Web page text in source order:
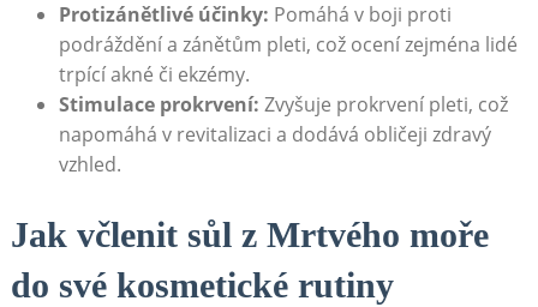
Protizánětlivé účinky: Pomáhá v boji ‌proti
⁢podráždění a zánětům‌ pleti, což ​ocení‍ zejména ⁤lidé
trpící akné‍ či‌ ekzémy.
Stimulace ⁤prokrvení: ‌Zvyšuje prokrvení pleti, což​
napomáhá v‍ revitalizaci a dodává obličeji zdravý
vzhled.
Jak včlenit sůl z Mrtvého⁢ moře
do‍ své kosmetické ​rutiny